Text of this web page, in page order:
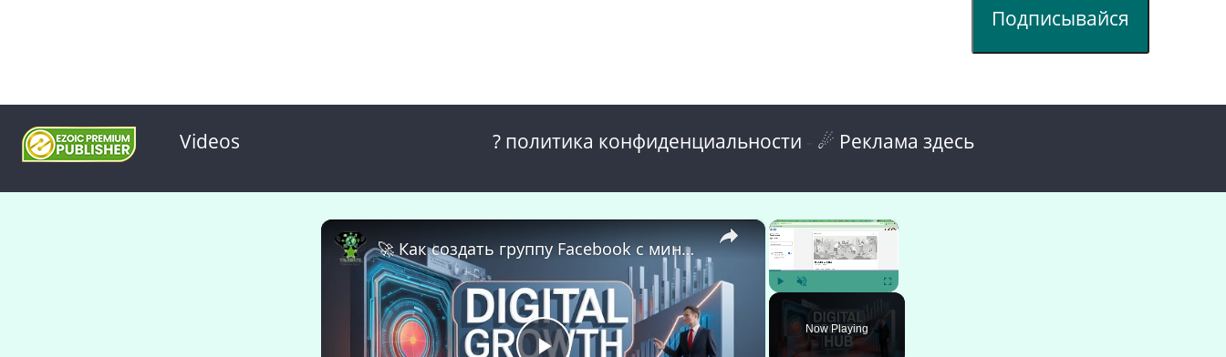
Подписывайся
Videos ? политика конфиденциальности ☄ Реклама здесь
×
Unmute Fullscreen
Now Playing
×
🚀 Как создать группу Facebook с миниатюрой, созданной с помощью ИИ | Digital Growth Hub